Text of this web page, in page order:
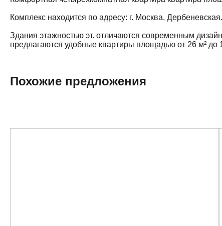
Комплекс находится по адресу: г. Москва,
Здания этажностью эт. отличаются современным
предлагаются удобные квартиры площадью от 26 м² до
Похожие предложения